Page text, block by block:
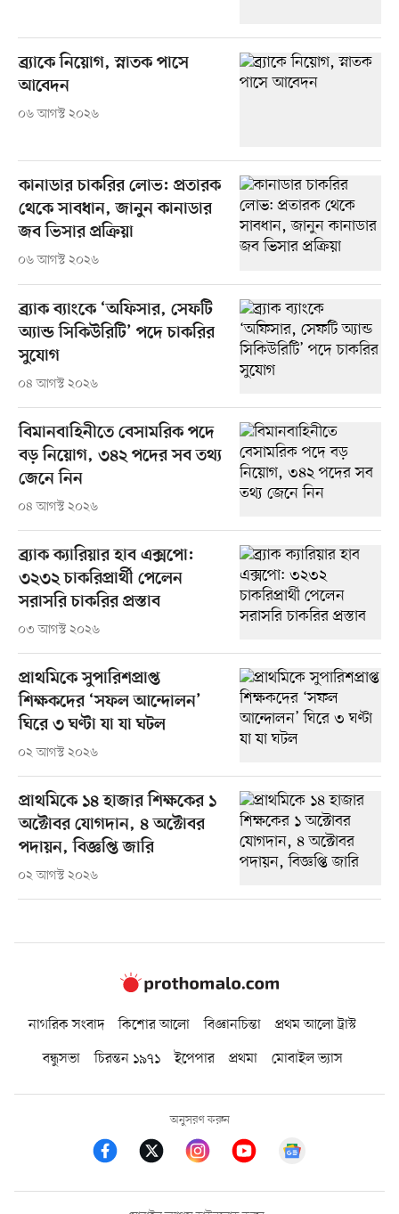
ব্র্যাকে নিয়োগ, স্নাতক পাসে
আবেদন
০৬ আগস্ট ২০২৬
কানাডার চাকরির লোভ: প্রতারক
থেকে সাবধান, জানুন কানাডার
জব ভিসার প্রক্রিয়া
০৬ আগস্ট ২০২৬
ব্র্যাক ব্যাংকে ‘অফিসার, সেফটি
অ্যান্ড সিকিউরিটি’ পদে চাকরির
সুযোগ
০৪ আগস্ট ২০২৬
বিমানবাহিনীতে বেসামরিক পদে
বড় নিয়োগ, ৩৪২ পদের সব তথ্য
জেনে নিন
০৪ আগস্ট ২০২৬
ব্র্যাক ক্যারিয়ার হাব এক্সপো:
৩২৩২ চাকরিপ্রার্থী পেলেন
সরাসরি চাকরির প্রস্তাব
০৩ আগস্ট ২০২৬
প্রাথমিকে সুপারিশপ্রাপ্ত
শিক্ষকদের ‘সফল আন্দোলন’
ঘিরে ৩ ঘণ্টা যা যা ঘটল
০২ আগস্ট ২০২৬
প্রাথমিকে ১৪ হাজার শিক্ষকের ১
অক্টোবর যোগদান, ৪ অক্টোবর
পদায়ন, বিজ্ঞপ্তি জারি
০২ আগস্ট ২০২৬
নাগরিক সংবাদ কিশোর আলো বিজ্ঞানচিন্তা
প্রথম আলো ট্রাস্ট
বন্ধুসভা
চিরন্তন ১৯৭১ ইপেপার প্রথমা মোবাইল ভ্যাস
অনুসরণ করুন